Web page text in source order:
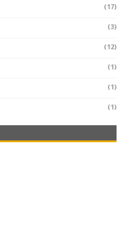
(17)
(3)
(12)
(1)
(1)
(1)